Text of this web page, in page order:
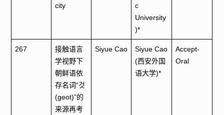
city
c
University
)*
267
接触语言
学视野下
朝鲜语依
存名词“것
(geot)”的
来源再考
Siyue Cao
Siyue Cao
(西安外国
语大学)*
Accept-
Oral